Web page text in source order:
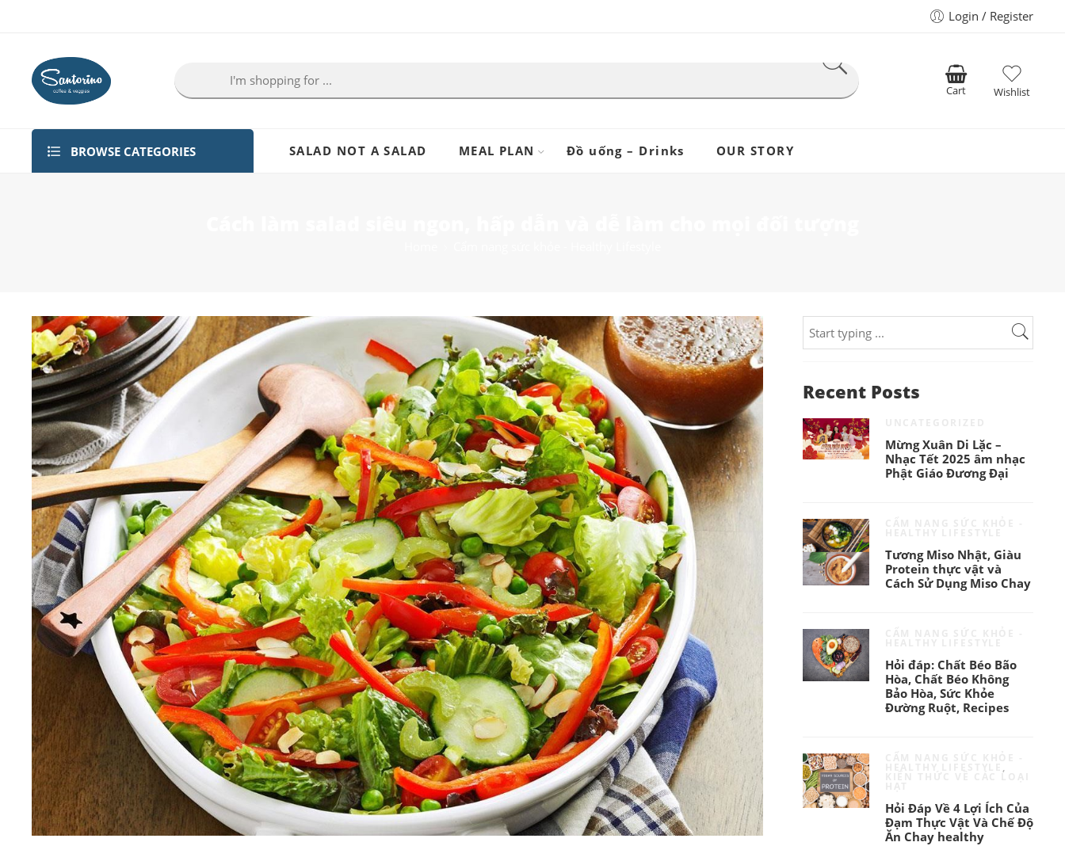
Login / Register
Cart Wishlist
BROWSE CATEGORIES SALAD NOT A SALAD MEAL PLAN Đồ uống – Drinks OUR STORY
Recent Posts
Mừng Xuân Di Lặc –
Nhạc Tết 2025 âm nhạc
Phật Giáo Đương Đại
Tương Miso Nhật, Giàu
Protein thực vật và
Cách Sử Dụng Miso Chay
Hỏi đáp: Chất Béo Bão
Hòa, Chất Béo Không
Bảo Hòa, Sức Khỏe
Đường Ruột, Recipes
,
KIẾN THỨC VỀ CÁC LOẠI
Hỏi Đáp Về 4 Lợi Ích Của
Đạm Thực Vật Và Chế Độ
Ăn Chay healthy